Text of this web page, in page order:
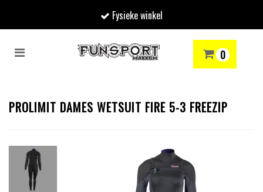
Fysieke winkel
Toggle
0
Vul hem met producten.
SKIËN WINTERSPORTSHOP
PROLIMIT DAMES WETSUIT FIRE 5-3 FREEZIP